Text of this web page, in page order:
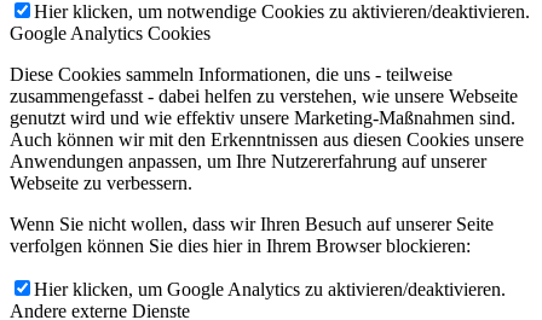
Hier klicken, um notwendige Cookies zu aktivieren/deaktivieren.
Google Analytics Cookies
Diese Cookies sammeln Informationen, die uns - teilweise
zusammengefasst - dabei helfen zu verstehen, wie unsere Webseite
genutzt wird und wie effektiv unsere Marketing-Maßnahmen sind.
Auch können wir mit den Erkenntnissen aus diesen Cookies unsere
Anwendungen anpassen, um Ihre Nutzererfahrung auf unserer
Webseite zu verbessern.
Wenn Sie nicht wollen, dass wir Ihren Besuch auf unserer Seite
verfolgen können Sie dies hier in Ihrem Browser blockieren:
Hier klicken, um Google Analytics zu aktivieren/deaktivieren.
Andere externe Dienste